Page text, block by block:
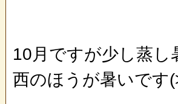
10月ですが少し蒸
西のほうが暑いです